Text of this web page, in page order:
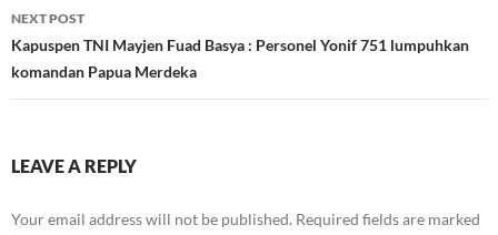
NEXT POST
Kapuspen TNI Mayjen Fuad Basya : Personel Yonif 751 lumpuhkan
komandan Papua Merdeka
LEAVE A REPLY
Your email address will not be published. Required fields are marked